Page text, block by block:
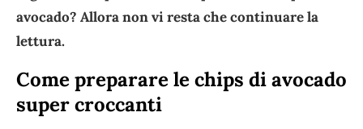
avocado? Allora non vi resta che continuare la
lettura.
Come preparare le chips di avocado
super croccanti